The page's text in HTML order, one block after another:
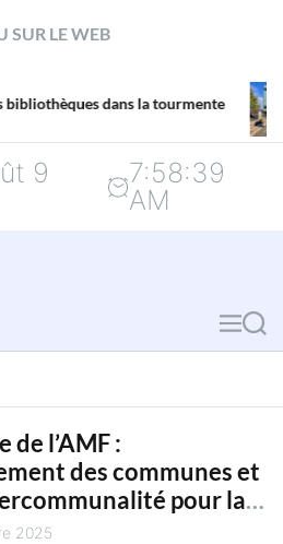
SUR LE WEB
tourmente
La mission
menacée
9
7:58:40
AM
M
n
S
a
c
h
de l’AMF :
des communes et
pour la
2025
2025